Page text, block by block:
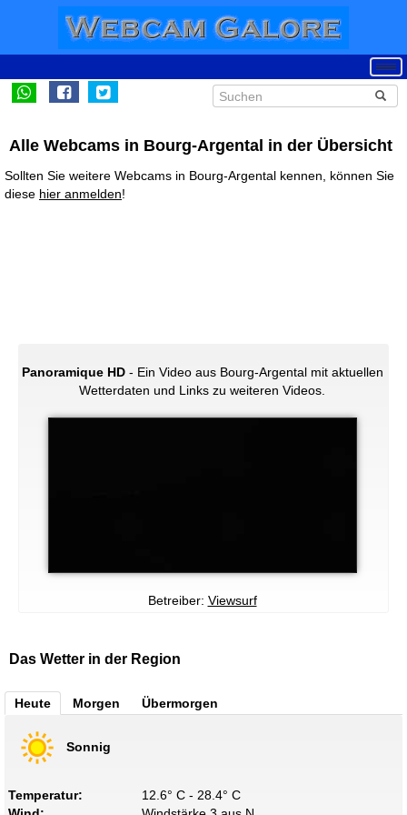
Alle Webcams in Bourg-Argental in der Übersicht
Sollten Sie weitere Webcams in Bourg-Argental kennen, können Sie
diese hier anmelden!
Panoramique HD- Ein Video aus Bourg-Argental mit aktuellen
Wetterdaten und Links zu weiteren Videos.
Betreiber: Viewsurf
Das Wetter in der Region
Heute Morgen Übermorgen
Sonnig
Temperatur:
12.6° C - 28.4° C